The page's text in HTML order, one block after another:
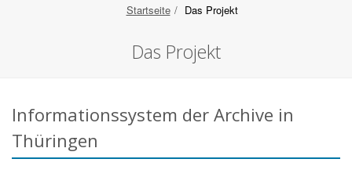
Startseite Das Projekt
Das Projekt
Informationssystem der Archive in
Thüringen